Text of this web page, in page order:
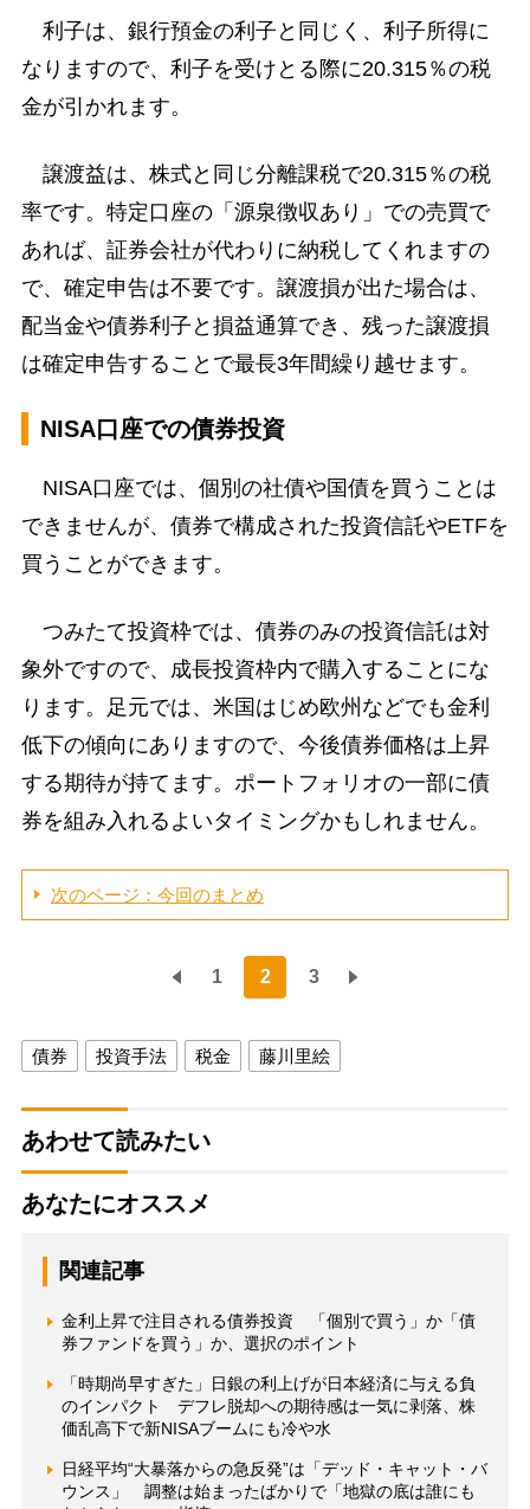
利子は、銀行預金の利子と同じく、利子所得に
なりますので、利子を受けとる際に20.315％の税
金が引かれます。
譲渡益は、株式と同じ分離課税で20.315％の税
率です。特定口座の「源泉徴収あり」での売買で
あれば、証券会社が代わりに納税してくれますの
で、確定申告は不要です。譲渡損が出た場合は、
配当金や債券利子と損益通算でき、残った譲渡損
は確定申告することで最長3年間繰り越せます。
NISA口座での債券投資
NISA口座では、個別の社債や国債を買うことは
できませんが、債券で構成された投資信託やETFを
買うことができます。
つみたて投資枠では、債券のみの投資信託は対
象外ですので、成長投資枠内で購入することにな
ります。足元では、米国はじめ欧州などでも金利
低下の傾向にありますので、今後債券価格は上昇
する期待が持てます。ポートフォリオの一部に債
券を組み入れるよいタイミングかもしれません。
次のページ：今回のまとめ
1 2 3
債券 投資手法 税金 藤川里絵
あわせて読みたい
あなたにオススメ
関連記事
金利上昇で注目される債券投資 「個別で買う」か「債
券ファンドを買う」か、選択のポイント
「時期尚早すぎた」日銀の利上げが日本経済に与える負
のインパクト デフレ脱却への期待感は一気に剥落、株
価乱高下で新NISAブームにも冷や水
日経平均“大暴落からの急反発”は「デッド・キャット・バ
ウンス」 調整は始まったばかりで「地獄の底は誰にも